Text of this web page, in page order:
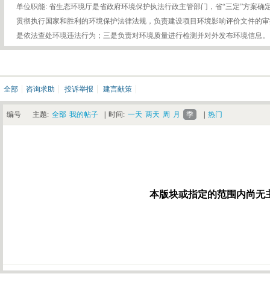
单位职能: 省生态环境厅是省政府环境保护执法行政主管部门，省“三定”方案
贯彻执行国家和胜利的环境保护法律法规，负责建设项目环境影响评价文件的
是依法查处环境违法行为；三是负责对环境质量进行检测并对外发布环境信息。
全部 咨询求助 投诉举报 建言献策
编号 主题: 全部 我的帖子 时间: 一天 两天 周 月 季 热门
本版块或指定的范围内尚无